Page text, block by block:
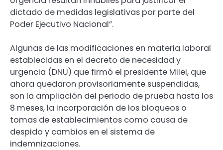
dictado de medidas legislativas por parte del
Poder Ejecutivo Nacional”.
Algunas de las modificaciones en materia laboral
establecidas en el decreto de necesidad y
urgencia (DNU) que firmó el presidente Milei, que
ahora quedaron provisoriamente suspendidas,
son la ampliación del periodo de prueba hasta los
8 meses, la incorporación de los bloqueos o
tomas de establecimientos como causa de
despido y cambios en el sistema de
indemnizaciones.